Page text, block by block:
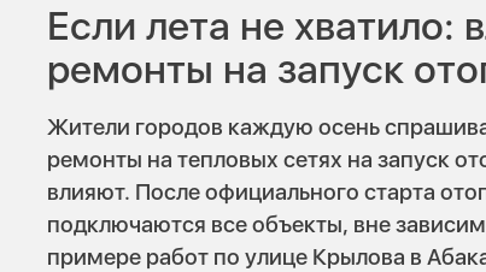
Если лета не хватило:
ремонты на запуск
Жители городов каждую осень
ремонты на тепловых сетях на запуск
влияют. После официального старта
подключаются все объекты, вне
примере работ по улице Крылова в